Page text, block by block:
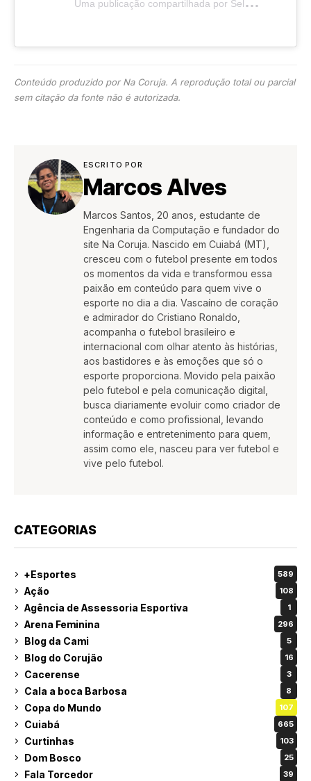
Conteúdo produzido por Na Coruja. A reprodução total ou parcial
sem citação da fonte não é autorizada.
ESCRITO POR
Marcos Alves
Marcos Santos, 20 anos, estudante de
Engenharia da Computação e fundador do
site Na Coruja. Nascido em Cuiabá (MT),
cresceu com o futebol presente em todos
os momentos da vida e transformou essa
paixão em conteúdo para quem vive o
esporte no dia a dia. Vascaíno de coração
e admirador do Cristiano Ronaldo,
acompanha o futebol brasileiro e
internacional com olhar atento às histórias,
aos bastidores e às emoções que só o
esporte proporciona. Movido pela paixão
pelo futebol e pela comunicação digital,
busca diariamente evoluir como criador de
conteúdo e como profissional, levando
informação e entretenimento para quem,
assim como ele, nasceu para ver futebol e
vive pelo futebol.
CATEGORIAS
+Esportes 589
Ação 108
Agência de Assessoria Esportiva 1
Arena Feminina 296
Blog da Cami 5
Blog do Corujão 16
Cacerense 3
Cala a boca Barbosa 8
Copa do Mundo 107
Cuiabá 665
Curtinhas 103
Dom Bosco 25
Fala Torcedor 39